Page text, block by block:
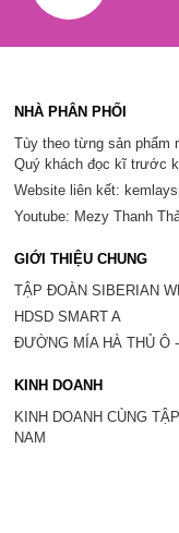
NHÀ PHÂN PHỐI
Tùy theo từng sản phẩm
Quý khách đọc kĩ trước
Website liên kết:
Youtube: Mezy Thanh
GIỚI THIỆU CHUNG
TẬP ĐOÀN SIBERIAN
HDSD SMART A
ĐƯỜNG MÍA HÀ THỦ Ô
KINH DOANH
KINH DOANH CÙNG
NAM